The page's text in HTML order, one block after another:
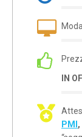
IN
PMI ,